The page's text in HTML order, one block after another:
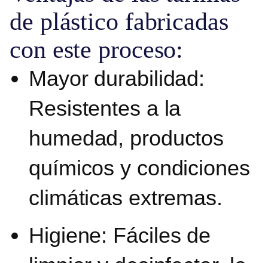
de plástico fabricadas
con este proceso:
Mayor durabilidad:
Resistentes a la
humedad, productos
químicos y condiciones
climáticas extremas.
Higiene: Fáciles de